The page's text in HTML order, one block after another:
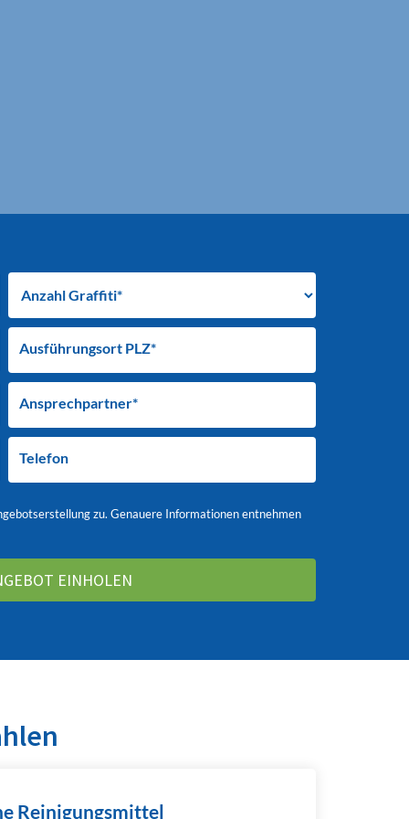
Ausführungsort PLZ*
Ansprechpartner*
Telefon
zu. Genauere Informationen entnehmen
Reinigungsmittel